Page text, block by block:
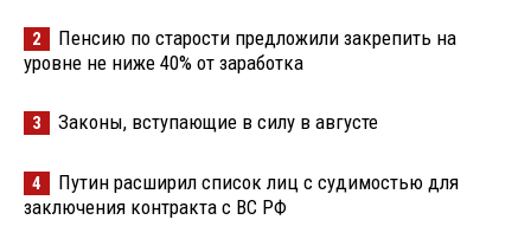
2
Пенсию по старости предложили закрепить на
уровне не ниже 40% от заработка
3 Законы, вступающие в силу в августе
4
Путин расширил список лиц с судимостью для
заключения контракта с ВС РФ